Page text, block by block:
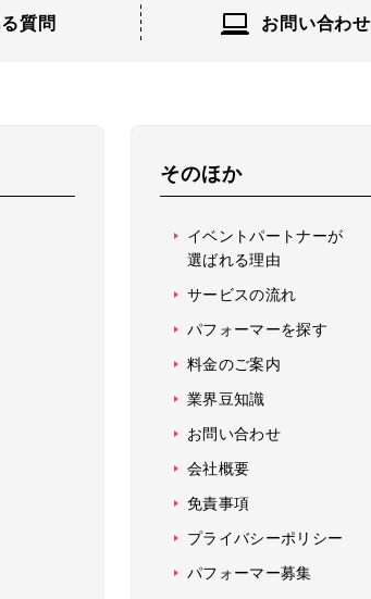
質問 お問い合わせ
そのほか
イベントパートナーが
選ばれる理由
サービスの流れ
パフォーマーを探す
料金のご案内
業界豆知識
お問い合わせ
会社概要
免責事項
プライバシーポリシー
パフォーマー募集